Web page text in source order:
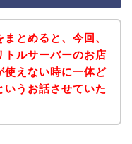
とめると、今回、
トルサーバーのお店
使えない時に一体ど
いうお話させていた